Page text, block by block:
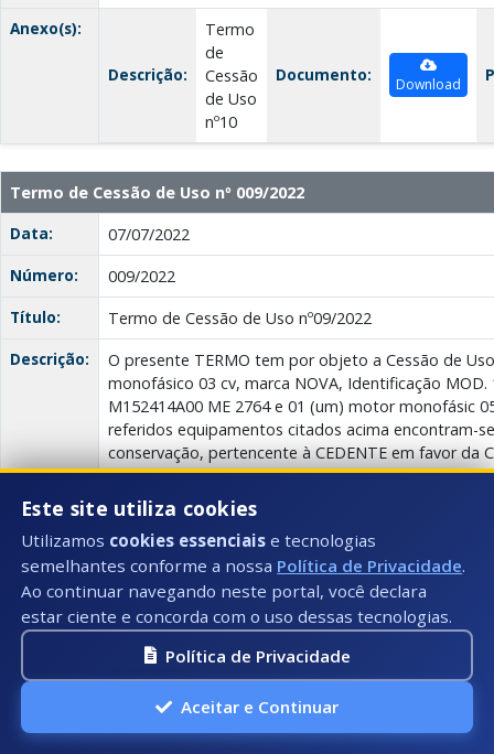
Anexo(s):
Descrição:
Termo
de
Cessão
de Uso
nº10
Documento: Download
Termo de Cessão de Uso nº 009/2022
Data:
07/07/2022
Número:
009/2022
Título:
Termo de Cessão de Uso nº09/2022
Descrição:
O presente TERMO tem por objeto a Cessão de
monofásico 03 cv, marca NOVA, Identificação
M152414A00 ME 2764 e 01 (um) motor monofásic
referidos equipamentos citados acima encontram-
conservação, pertencente à CEDENTE em favor da
de 02 (dois) anos, a contar da data de sua
Anexo(s):
Descrição:
Termo de
Cessão
de Uso
nº09/2022
Documento: Download
Termo de Cessão de Uso nº 008/2022
01/06/2022
Número:
008/2022
Este site utiliza cookies
Utilizamos cookies essenciais e tecnologias
semelhantes conforme a nossa Política de Privacidade.
Ao continuar navegando neste portal, você declara
estar ciente e concorda com o uso dessas tecnologias.
Política de Privacidade
Aceitar e Continuar